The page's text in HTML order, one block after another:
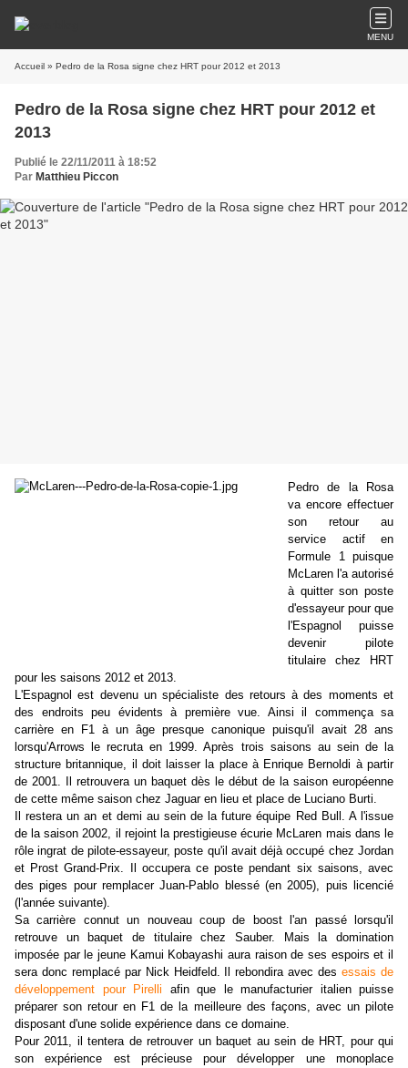
MENU
Accueil » Pedro de la Rosa signe chez HRT pour 2012 et 2013
Pedro de la Rosa signe chez HRT pour 2012 et
2013
Publié le 22/11/2011 à 18:52
Par Matthieu Piccon
Pedro de la Rosa
va encore effectuer
son retour au
service actif en
Formule 1 puisque
McLaren l'a autorisé
à quitter son poste
d'essayeur pour que
l'Espagnol puisse
devenir pilote
titulaire chez HRT
pour les saisons 2012 et 2013.
L'Espagnol est devenu un spécialiste des retours à des moments et
des endroits peu évidents à première vue. Ainsi il commença sa
carrière en F1 à un âge presque canonique puisqu'il avait 28 ans
lorsqu'Arrows le recruta en 1999. Après trois saisons au sein de la
structure britannique, il doit laisser la place à Enrique Bernoldi à partir
de 2001. Il retrouvera un baquet dès le début de la saison européenne
de cette même saison chez Jaguar en lieu et place de Luciano Burti.
Il restera un an et demi au sein de la future équipe Red Bull. A l'issue
de la saison 2002, il rejoint la prestigieuse écurie McLaren mais dans le
rôle ingrat de pilote-essayeur, poste qu'il avait déjà occupé chez Jordan
et Prost Grand-Prix. Il occupera ce poste pendant six saisons, avec
des piges pour remplacer Juan-Pablo blessé (en 2005), puis licencié
(l'année suivante).
Sa carrière connut un nouveau coup de boost l'an passé lorsqu'il
retrouve un baquet de titulaire chez Sauber. Mais la domination
imposée par le jeune Kamui Kobayashi aura raison de ses espoirs et il
sera donc remplacé par Nick Heidfeld. Il rebondira avec desessais de
développement pour Pirelli afin que le manufacturier italien puisse
préparer son retour en F1 de la meilleure des façons, avec un pilote
disposant d'une solide expérience dans ce domaine.
Pour 2011, il tentera de retrouver un baquet au sein de HRT, pour qui
son expérience est précieuse pour développer une monoplace